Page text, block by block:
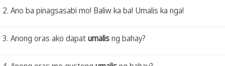
2. Ano ba pinagsasabi mo! Baliw ka ba! Umalis ka nga!
3. Anong oras ako dapatumalisng bahay?